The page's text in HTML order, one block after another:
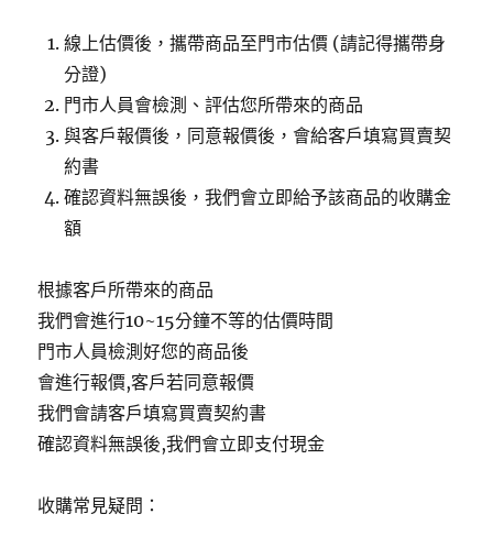
線上估價後，攜帶商品至門市估價 (請記得攜帶身
分證)
門市人員會檢測、評估您所帶來的商品
與客戶報價後，同意報價後，會給客戶填寫買賣契
約書
確認資料無誤後，我們會立即給予該商品的收購金
額
根據客戶所帶來的商品
我們會進行10~15分鐘不等的估價時間
門市人員檢測好您的商品後
會進行報價,客戶若同意報價
我們會請客戶填寫買賣契約書
確認資料無誤後,我們會立即支付現金
收購常見疑問：